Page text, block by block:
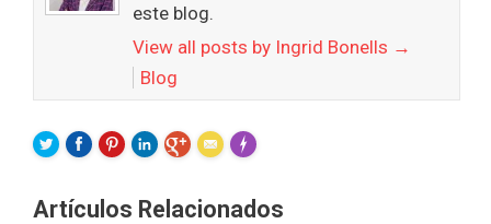
este blog.
View all posts by Ingrid Bonells →
Blog
Made with
Artículos Relacionados